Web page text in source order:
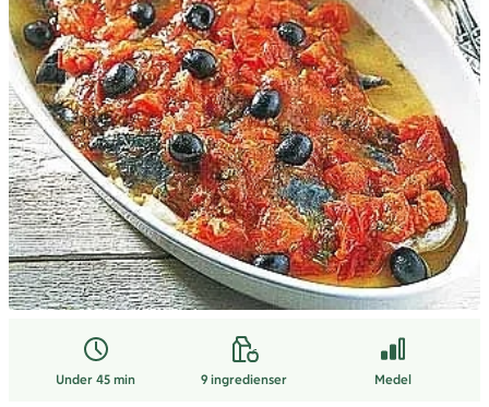
Under 45 min 9ingredienser Medel